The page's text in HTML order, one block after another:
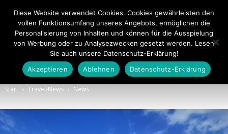
Touristiknews.de
Start Travel-News News
Diese Website verwendet Cookies. Cookies gewährleisten den
vollen Funktionsumfang unseres Angebots, ermöglichen die
Personalisierung von Inhalten und können für die Ausspielung
von Werbung oder zu Analysezwecken gesetzt werden. Lesen
Sie auch unsere Datenschutz-Erklärung!
Akzeptieren
Ablehnen Datenschutz-Erklärung